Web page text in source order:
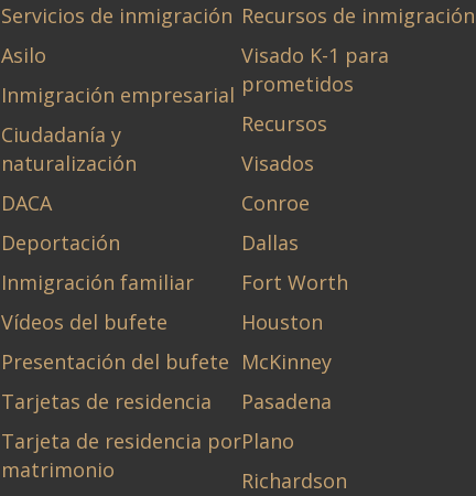
Servicios de inmigración
Asilo
Inmigración empresarial
Ciudadanía y
naturalización
DACA
Deportación
Inmigración familiar
Vídeos del bufete
Presentación del bufete
Tarjetas de residencia
Tarjeta de residencia por
matrimonio
Recursos de inmigración
Visado K-1 para
prometidos
Recursos
Visados
Conroe
Dallas
Fort Worth
Houston
McKinney
Pasadena
Plano
Richardson